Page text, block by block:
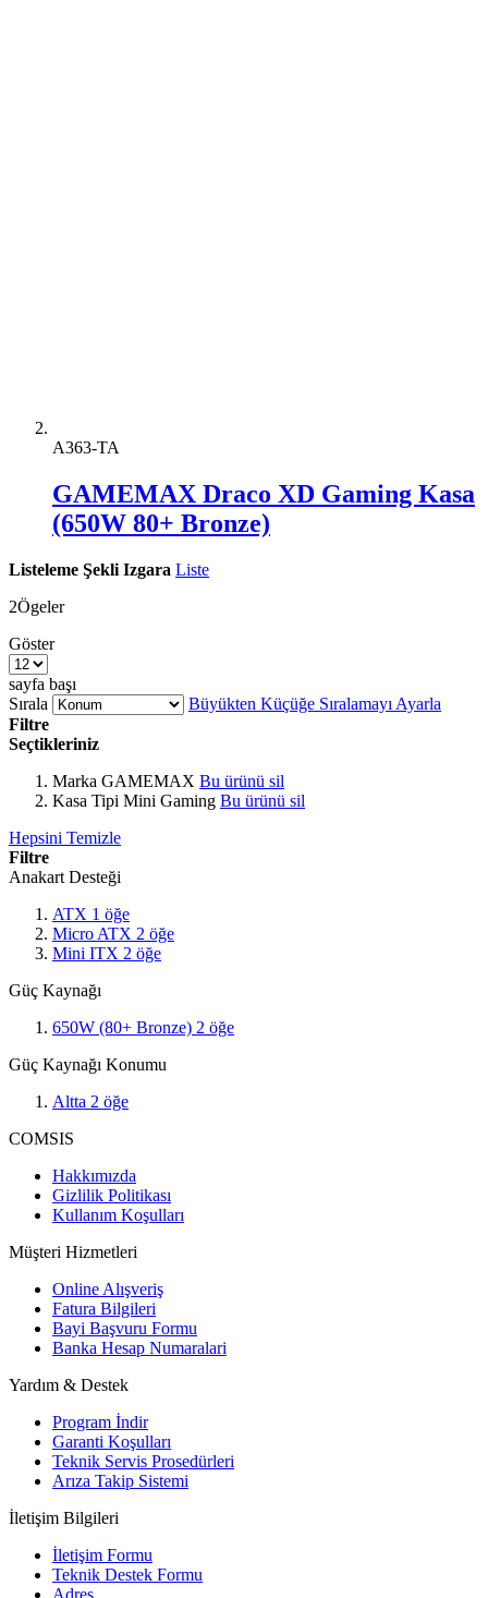
A363-TA
GAMEMAX Draco XD Gaming Kasa
(650W 80+ Bronze)
Listeleme Şekli Izgara Liste
2Ögeler
Göster
sayfa başı
Sırala
Büyükten Küçüğe Sıralamayı Ayarla
Filtre
Seçtikleriniz
Marka GAMEMAX Bu ürünü sil
Kasa Tipi Mini Gaming Bu ürünü sil
Hepsini Temizle
Filtre
Anakart Desteği
ATX 1 öğe
Micro ATX 2 öğe
Mini ITX 2 öğe
Güç Kaynağı
650W (80+ Bronze) 2 öğe
Güç Kaynağı Konumu
Altta 2 öğe
COMSIS
Hakkımızda
Gizlilik Politikası
Kullanım Koşulları
Müşteri Hizmetleri
Online Alışveriş
Fatura Bilgileri
Bayi Başvuru Formu
Banka Hesap Numaralari
Yardım & Destek
Program İndir
Garanti Koşulları
Teknik Servis Prosedürleri
Arıza Takip Sistemi
İletişim Bilgileri
İletişim Formu
Teknik Destek Formu
Adres